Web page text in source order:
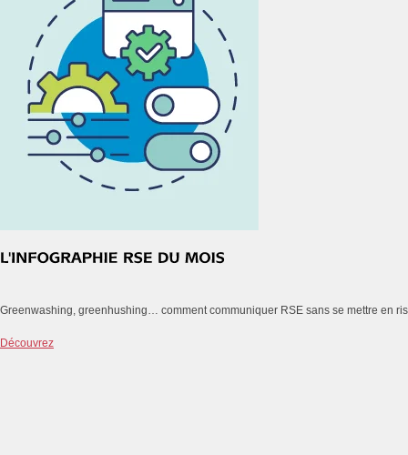
Greenwashing, greenhushing… comment communiquer RSE sans se mettre en
Découvrez